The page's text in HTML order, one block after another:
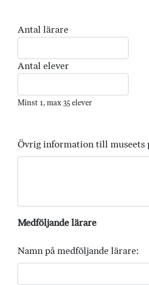
Antal lärare
Antal elever
Minst 1, max 35 elever
Övrig information till museets
Medföljande lärare
Namn på medföljande lärare: